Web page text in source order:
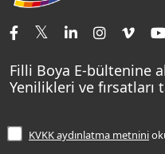
Tavan Boyaları
Ev Bakım ve Hobi
Yatak Odası Renkleri
Sentomaxx Sentetik
Sentomaxx İpeksi Mat
Momento Life
Şampanya Rengi
Açık Mavi Rengi
Frezya Rengi
İletişim Bilgilerimiz
Renk Danışma
Filli Ustam
Sıkça Sorulan Sorular
Ücretsiz Yalıtım Keşif
Bilgi Toplumu Hizmetleri
Filli Boya E-bültenine
Yenilikleri ve fırsatları
KVKK aydınlatma metnini